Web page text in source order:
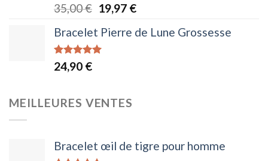
Note5.00
sur 5
35,00€ Le
initial
était :
19,97 €Le
actuel
Bracelet Pierre de Lune Grossesse
Note4.95
sur 5
24,90 €
MEILLEURES VENTES
Bracelet œil de tigre pour homme